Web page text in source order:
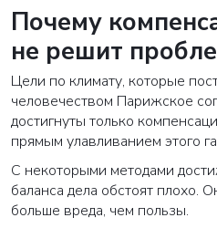
Почему
не решит
Цели по климату, которые
человечеством Парижское
достигнуты только
прямым улавливанием этого
С некоторыми методами
баланса дела обстоят плохо.
больше вреда, чем пользы.